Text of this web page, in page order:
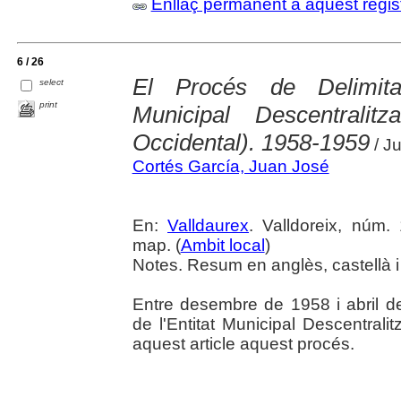
Enllaç permanent a aquest
6 / 26
select
print
El Procés de
Municipal
Occidental). 1958-1959/
Cortés García, Juan José
En: Valldaurex. Valldoreix,
map. (Ambit local)
Notes. Resum en anglès, castellà
Entre desembre de 1958 i abril
de l'Entitat Municipal
aquest article aquest procés.